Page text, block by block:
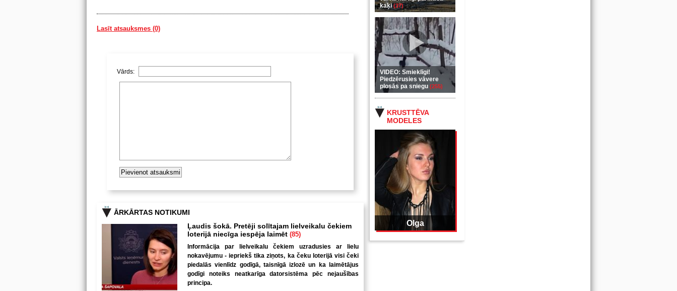
kaķi(37)
VIDEO: Smieklīgi!
Piedzērusies vāvere
plosās pa sniegu (255)
KRUSTTĒVA
MODELES
Olga
Lasīt atsauksmes (0)
Vārds:
ĀRKĀRTAS NOTIKUMI
Ļaudis šokā. Pretēji solītajam lielveikalu čekiem
loterijā niecīga iespēja laimēt (85)
Informācija par lielveikalu čekiem uzradusies ar lielu
nokavējumu - iepriekš tika ziņots, ka čeku loterijā visi čeki
piedalās vienlīdz godīgā, taisnīgā izlozē un ka laimētājus
godīgi noteiks neatkarīga datorsistēma pēc nejaušības
principa.